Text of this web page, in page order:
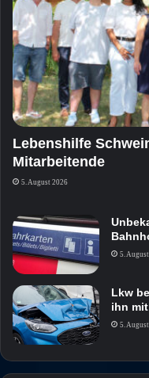
Lebenshilfe
Mitarbeitende
5. August 2026
5.
Lkw
ihn
5.